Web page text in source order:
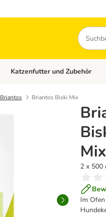
Suchen
Kategorie-Menü öffnen:
Katzenfutter und Zubehör
Briantos Briantos Biski Mix
Mix
2 x 500
Im